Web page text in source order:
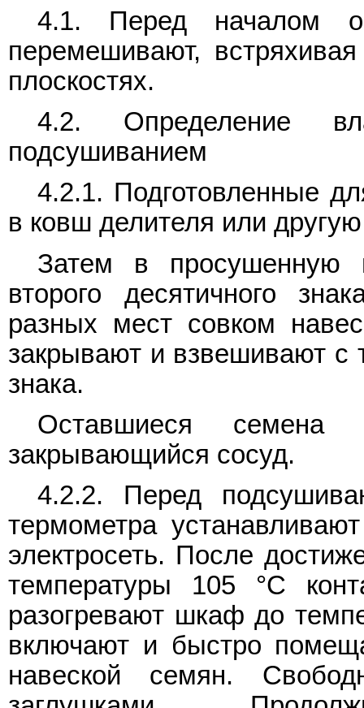
4.1. Перед началом
перемешивают,
плоскостях.
4.2. Определение
подсушиванием
4.2.1. Подготовленные
в ковш делителя или
Затем в просушенную
второго десятичного
разных мест совком
закрывают и взвешивают с
знака.
Оставшиеся
закрывающийся сосуд.
4.2.2. Перед
термометра
электросеть. После
температуры 105 °C
разогревают шкаф до
включают и быстро
навеской семян.